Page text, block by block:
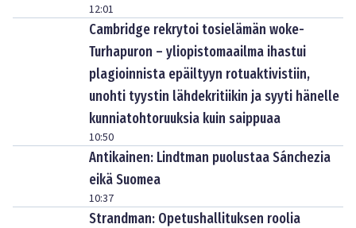
12:01
Cambridge rekrytoi tosielämän woke-
Turhapuron – yliopistomaailma ihastui
plagioinnista epäiltyyn rotuaktivistiin,
unohti tyystin lähdekritiikin ja syyti hänelle
kunniatohtoruuksia kuin saippuaa
10:50
Antikainen: Lindtman puolustaa Sánchezia
eikä Suomea
10:37
Strandman: Opetushallituksen roolia